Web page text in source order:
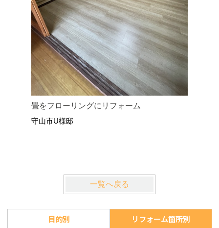
畳をフローリングにリフォーム
守山市U様邸
一覧へ戻る
目的別 リフォーム箇所別